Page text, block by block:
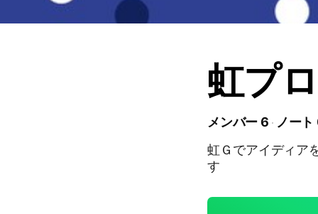
虹プ
メンバー 6
ノート
虹Ｇでアイディア
す